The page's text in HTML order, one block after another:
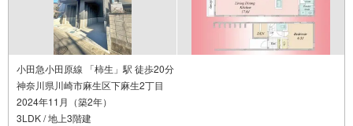
小田急小田原線 「柿生」駅 徒歩20分
神奈川県川崎市麻生区下麻生2丁目
2024年11月（築2年）
3LDK / 地上3階建